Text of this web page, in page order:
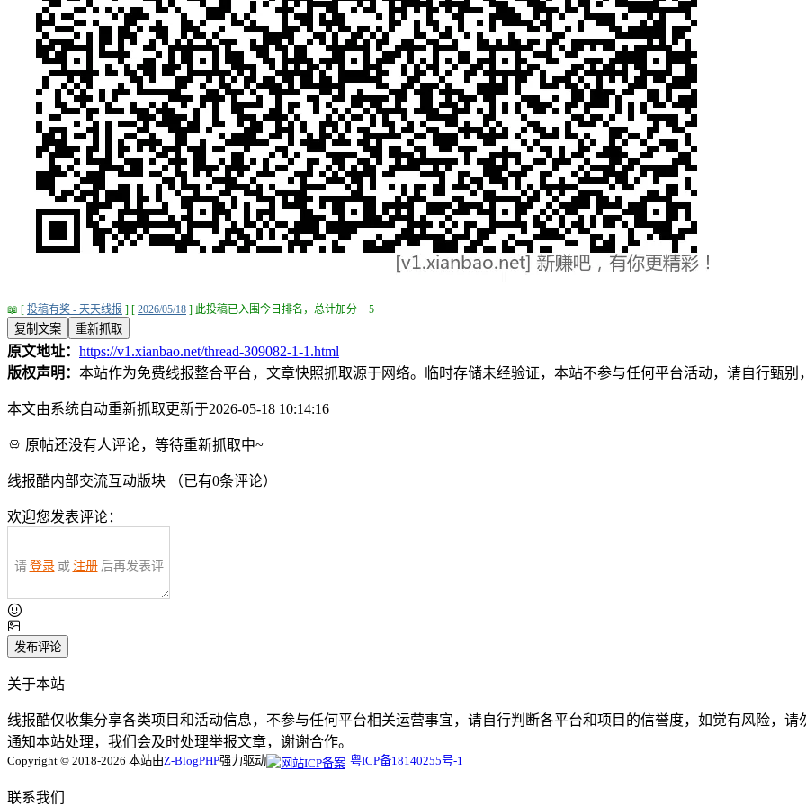
📖 [ 投稿有奖 - 天天线报 ] [ 2026/05/18 ] 此投稿已入围今日排名，总计加分 + 5
复制文案 重新抓取
原文地址： https://v1.xianbao.net/thread-309082-1-1.html
版权声明： 本站作为免费线报整合平台，文章快照抓取源于网络。临时存储未经验证，本站不参与任何平台活动，请自行甄别
本文由系统自动重新抓取更新于2026-05-18 10:14:16
原帖还没有人评论，等待重新抓取中~
线报酷内部交流互动版块 （已有0条评论）
欢迎您发表评论：
请 登录 或 注册 后再发表评
发布评论
关于本站
线报酷仅收集分享各类项目和活动信息，不参与任何平台相关运营事宜，请自行判断各平台和项目的信誉度，如觉有风险，
通知本站处理，我们会及时处理举报文章，谢谢合作。
Copyright © 2018-2026 本站由Z-BlogPHP强力驱动 粤ICP备18140255号-1
联系我们